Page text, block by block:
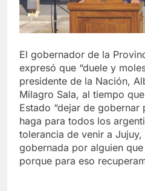
El gobernador de la
expresó que “duele y
presidente de la Nación,
Milagro Sala, al tiempo
Estado “dejar de
haga para todos los
tolerancia de venir a
gobernada por alguien
porque para eso